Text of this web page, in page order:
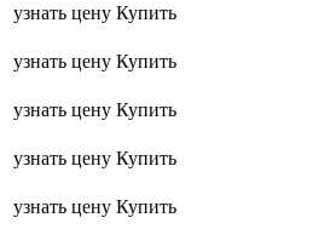
узнать цену Купить
узнать цену Купить
узнать цену Купить
узнать цену Купить
узнать цену Купить